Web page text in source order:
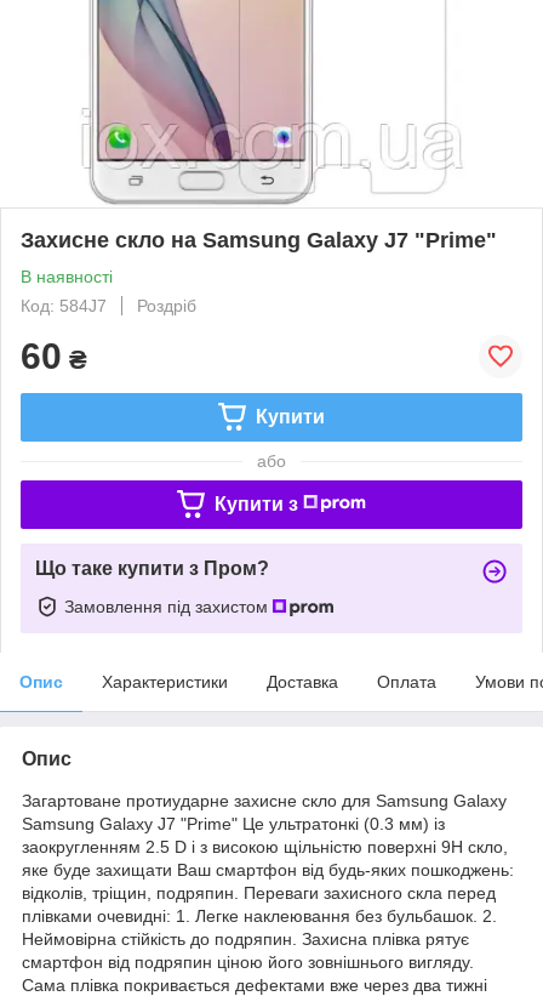
Захисне скло на Samsung Galaxy J7 "Prime"
В наявності
Код: 584J7
Роздріб
60 ₴
Купити
або
Купити з
Що таке купити з Пром?
Замовлення під захистом
Опис Характеристики Доставка Оплата Умови
Опис
Загартоване протиударне захисне скло для Samsung Galaxy
Samsung Galaxy J7 "Prime" Це ультратонкі (0.3 мм) із
заокругленням 2.5 D і з високою щільністю поверхні 9Н скло,
яке буде захищати Ваш смартфон від будь-яких пошкоджень:
відколів, тріщин, подряпин. Переваги захисного скла перед
плівками очевидні: 1. Легке наклеювання без бульбашок. 2.
Неймовірна стійкість до подряпин. Захисна плівка рятує
смартфон від подряпин ціною його зовнішнього вигляду.
Сама плівка покривається дефектами вже через два тижні